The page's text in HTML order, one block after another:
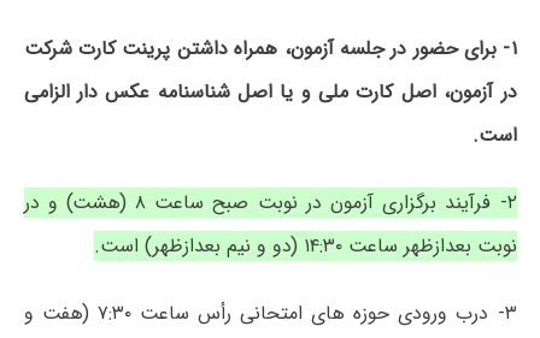
۱- برای حضور در جلسه آزمون، همراه داشتن پرینت کارت شرکت
در آزمون، اصل کارت ملی و یا اصل شناسنامه عکس دار الزامی
است.
۲- فرآیند برگزاری آزمون در نوبت صبح ساعت ۸ (هشت) و در
نوبت بعدازظهر ساعت ۱۴:۳۰ (دو و نیم بعدازظهر) است.
۳- درب ورودی حوزه های امتحانی رأس ساعت ۷:۳۰ (هفت و